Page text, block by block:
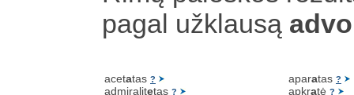
pagal užklausą
acetatas ?
admiralitetas ?
aparatas ?
apkratė ?